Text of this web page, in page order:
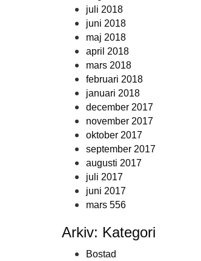
juli 2018
juni 2018
maj 2018
april 2018
mars 2018
februari 2018
januari 2018
december 2017
november 2017
oktober 2017
september 2017
augusti 2017
juli 2017
juni 2017
mars 556
Arkiv: Kategori
Bostad